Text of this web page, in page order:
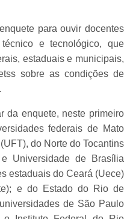
para ouvir docentes
e tecnológico, que
estaduais e municipais,
sobre as condições de
da enquete, neste primeiro
federais de Mato
do Norte do Tocantins
Universidade de Brasília
estaduais do Ceará (Uece)
e do Estado do Rio de
de São Paulo